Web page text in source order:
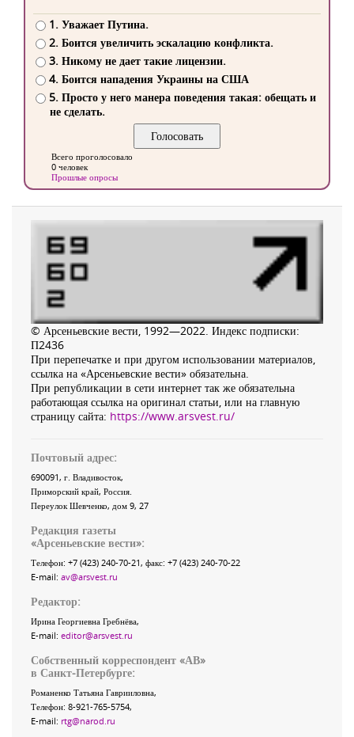
1. Уважает Путина.
2. Боится увеличить эскалацию конфликта.
3. Никому не дает такие лицензии.
4. Боится нападения Украины на США
5. Просто у него манера поведения такая: обещать и
не сделать.
Всего проголосовало
0 человек
Прошлые опросы
© Арсеньевские вести, 1992—2022. Индекс подписки:
П2436
При перепечатке и при другом использовании материалов,
ссылка на «Арсеньевские вести» обязательна.
При републикации в сети интернет так же обязательна
работающая ссылка на оригинал статьи, или на главную
страницу сайта: https://www.arsvest.ru/
Почтовый адрес:
690091, г. Владивосток,
Приморский край, Россия
Переулок Шевченко, дом 9, 27
Редакция газеты
«Арсеньевские вести»:
Телефон: +7 (423) 240-70-21, факс: +7 (423) 240-70-22
E-mail: av@arsvest.ru
Редактор:
Ирина Георгиевна Гребнёва,
E-mail: editor@arsvest.ru
Собственный корреспондент «АВ»
в Санкт-Петербурге:
Романенко Татьяна Гаврииловна,
Телефон: 8-921-765-5754,
E-mail: rtg@narod.ru